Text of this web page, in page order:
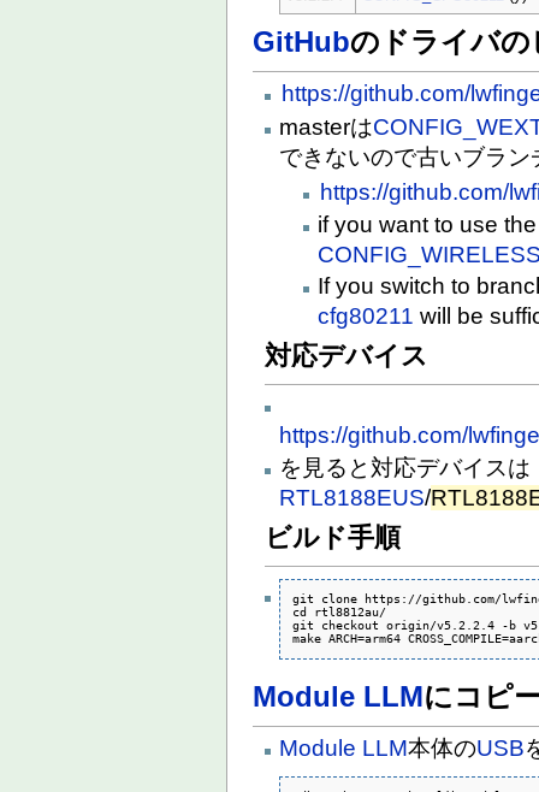
GitHubのドライバの
https://github.com/
masterは
できないので古いブラン
https://github.com/
if you want to use
If you switch to
cfg80211 will be
対応デバイス
https://github.com/
を見ると対応デバイスは
RTL8188EUS/
ビルド手順
git clone https://github.com/
cd rtl8812au/
git checkout origin/v5.2.2.4 -b
make ARCH=arm64
Module LLMにコピ
Module LLM本体のUSB